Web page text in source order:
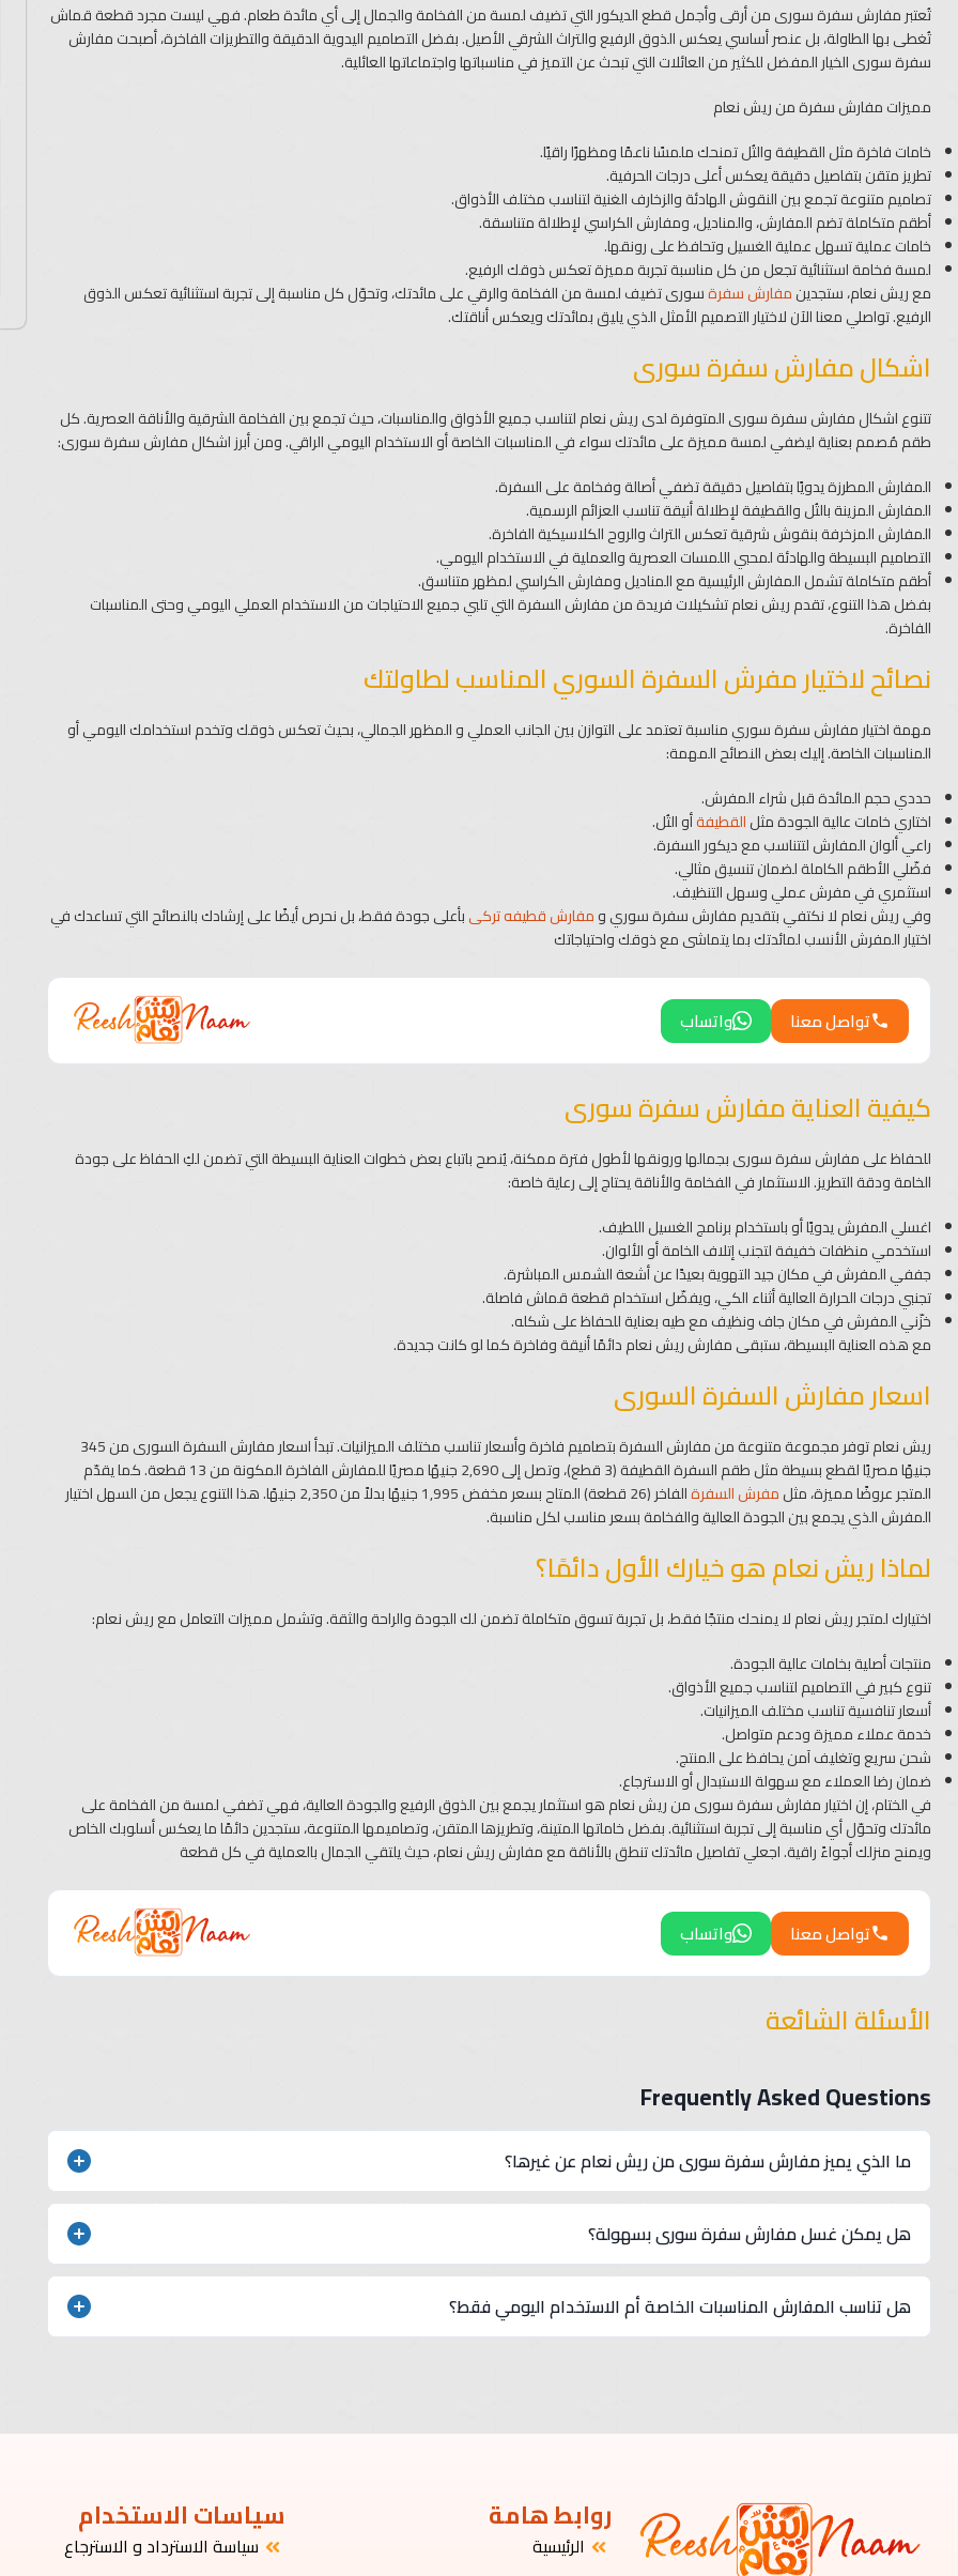
تُعتبر مفارش سفرة سورى من أرقى وأجمل قطع الديكور التي تضيف لمسة من الفخامة والجمال إلى أي مائدة طعام. فهي ليست مجرد قطعة قماش
تُغطى بها الطاولة، بل عنصر أساسي يعكس الذوق الرفيع والتراث الشرقي الأصيل. بفضل التصاميم اليدوية الدقيقة والتطريزات الفاخرة، أصبحت مفارش
سفرة سورى الخيار المفضل للكثير من العائلات التي تبحث عن التميز في مناسباتها واجتماعاتها العائلية.
مميزات مفارش سفرة من ريش نعام
خامات فاخرة مثل القطيفة والتُل تمنحك ملمسًا ناعمًا ومظهرًا راقيًا.
تطريز متقن بتفاصيل دقيقة يعكس أعلى درجات الحرفية.
تصاميم متنوعة تجمع بين النقوش الهادئة والزخارف الغنية لتناسب مختلف الأذواق.
أطقم متكاملة تضم المفارش، والمناديل، ومفارش الكراسي لإطلالة متناسقة.
خامات عملية تسهل عملية الغسيل وتحافظ على رونقها.
لمسة فخامة استثنائية تجعل من كل مناسبة تجربة مميزة تعكس ذوقك الرفيع.
مع ريش نعام، ستجدينمفارش سفرةسورى تضيف لمسة من الفخامة والرقي على مائدتك، وتحوّل كل مناسبة إلى تجربة استثنائية تعكس الذوق
الرفيع. تواصلي معنا الآن لاختيار التصميم الأمثل الذي يليق بمائدتك ويعكس أناقتك.
اشكال مفارش سفرة سورى
تتنوع اشكال مفارش سفرة سورى المتوفرة لدى ريش نعام لتناسب جميع الأذواق والمناسبات، حيث تجمع بين الفخامة الشرقية والأناقة العصرية. كل
طقم مُصمم بعناية ليضفي لمسة مميزة على مائدتك سواء في المناسبات الخاصة أو الاستخدام اليومي الراقي. ومن أبرز اشكال مفارش سفرة سورى:
المفارش المطرزة يدويًا بتفاصيل دقيقة تضفي أصالة وفخامة على السفرة.
المفارش المزينة بالتُل والقطيفة لإطلالة أنيقة تناسب العزائم الرسمية.
المفارش المزخرفة بنقوش شرقية تعكس التراث والروح الكلاسيكية الفاخرة.
التصاميم البسيطة والهادئة لمحبي اللمسات العصرية والعملية في الاستخدام اليومي.
أطقم متكاملة تشمل المفارش الرئيسية مع المناديل ومفارش الكراسي لمظهر متناسق.
بفضل هذا التنوع، تقدم ريش نعام تشكيلات فريدة من مفارش السفرة التي تلبي جميع الاحتياجات من الاستخدام العملي اليومي وحتى المناسبات
الفاخرة.
نصائح لاختيار مفرش السفرة السوري المناسب لطاولتك
مهمة اختيار مفارش سفرة سوري مناسبة تعتمد على التوازن بين الجانب العملي و المظهر الجمالي، بحيث تعكس ذوقك وتخدم استخدامك اليومي أو
المناسبات الخاصة. إليك بعض النصائح المهمة:
حددي حجم المائدة قبل شراء المفرش.
اختاري خامات عالية الجودة مثلالقطيفةأو التُل.
راعي ألوان المفارش لتتناسب مع ديكور السفرة.
فضّلي الأطقم الكاملة لضمان تنسيق مثالي.
استثمري في مفرش عملي وسهل التنظيف.
وفي ريش نعام لا نكتفي بتقديم مفارش سفرة سوري ومفارش قطيفه تركىبأعلى جودة فقط، بل نحرص أيضًا على إرشادك بالنصائح التي تساعدك في
اختيار المفرش الأنسب لمائدتك بما يتماشى مع ذوقك واحتياجاتك
واتساب تواصل معنا
كيفية العناية مفارش سفرة سورى
للحفاظ على مفارش سفرة سورى بجمالها ورونقها لأطول فترة ممكنة، يُنصح باتباع بعض خطوات العناية البسيطة التي تضمن لكِ الحفاظ على جودة
الخامة ودقة التطريز. الاستثمار في الفخامة والأناقة يحتاج إلى رعاية خاصة:
اغسلي المفرش يدويًا أو باستخدام برنامج الغسيل اللطيف.
استخدمي منظفات خفيفة لتجنب إتلاف الخامة أو الألوان.
جففي المفرش في مكان جيد التهوية بعيدًا عن أشعة الشمس المباشرة.
تجنبي درجات الحرارة العالية أثناء الكي، ويفضّل استخدام قطعة قماش فاصلة.
خزّني المفرش في مكان جاف ونظيف مع طيه بعناية للحفاظ على شكله.
مع هذه العناية البسيطة، ستبقى مفارش ريش نعام دائمًا أنيقة وفاخرة كما لو كانت جديدة.
اسعار مفارش السفرة السورى
ريش نعام توفر مجموعة متنوعة من مفارش السفرة بتصاميم فاخرة وأسعار تناسب مختلف الميزانيات. تبدأ اسعار مفارش السفرة السورى من 345
جنيهًا مصريًا لقطع بسيطة مثل طقم السفرة القطيفة (3 قطع)، وتصل إلى 2,690 جنيهًا مصريًا للمفارش الفاخرة المكونة من 13 قطعة. كما يقدّم
المتجر عروضًا مميزة، مثلمفرش السفرة
الفاخر (26 قطعة) المتاح بسعر مخفض 1,995 جنيهًا بدلاً من 2,350 جنيهًا. هذا التنوع يجعل من السهل اختيار
المفرش الذي يجمع بين الجودة العالية والفخامة بسعر مناسب لكل مناسبة.
لماذا ريش نعام هو خيارك الأول دائمًا؟
اختيارك لمتجر ريش نعام لا يمنحك منتجًا فقط، بل تجربة تسوق متكاملة تضمن لك الجودة والراحة والثقة. وتشمل مميزات التعامل مع ريش نعام:
منتجات أصلية بخامات عالية الجودة.
تنوع كبير في التصاميم لتناسب جميع الأذواق.
أسعار تنافسية تناسب مختلف الميزانيات.
خدمة عملاء مميزة ودعم متواصل.
شحن سريع وتغليف آمن يحافظ على المنتج.
ضمان رضا العملاء مع سهولة الاستبدال أو الاسترجاع.
في الختام، إن اختيار مفارش سفرة سورى من ريش نعام هو استثمار يجمع بين الذوق الرفيع والجودة العالية، فهي تضفي لمسة من الفخامة على
مائدتك وتحوّل أي مناسبة إلى تجربة استثنائية. بفضل خاماتها المتينة، وتطريزها المتقن، وتصاميمها المتنوعة، ستجدين دائمًا ما يعكس أسلوبك الخاص
ويمنح منزلك أجواءً راقية. اجعلي تفاصيل مائدتك تنطق بالأناقة مع مفارش ريش نعام، حيث يلتقي الجمال بالعملية في كل قطعة
واتساب تواصل معنا
الأسئلة الشائعة
Frequently Asked Questions
ما الذي يميز مفارش سفرة سورى من ريش نعام عن غيرها؟
تتميز بالخامات الفاخرة، والتطريز المتقن، والتصاميم العصرية التي تجمع بين الأناقة والعملية.
هل يمكن غسل مفارش سفرة سورى بسهولة؟
يمكن غسلها يدويًا أو في الغسالة باستخدام برنامج الغسيل اللطيف مع منظفات خفيفة للحفاظ على جودتها.
هل تناسب المفارش المناسبات الخاصة أم الاستخدام اليومي فقط؟
روابط هامة
الرئيسية
سياسات الاستخدام
سياسة الاسترداد و الاسترجاع